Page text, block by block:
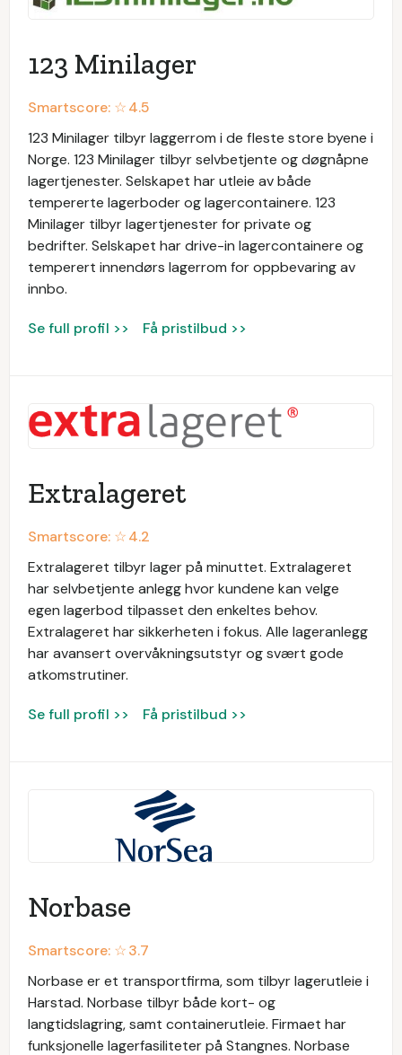
123 Minilager
Smartscore: ☆4.5
123 Minilager tilbyr laggerrom i de fleste store byene i
Norge. 123 Minilager tilbyr selvbetjente og døgnåpne
lagertjenester. Selskapet har utleie av både
tempererte lagerboder og lagercontainere. 123
Minilager tilbyr lagertjenester for private og
bedrifter. Selskapet har drive-in lagercontainere og
temperert innendørs lagerrom for oppbevaring av
innbo.
Se full profil >> Få pristilbud >>
Extralageret
Smartscore: ☆4.2
Extralageret tilbyr lager på minuttet. Extralageret
har selvbetjente anlegg hvor kundene kan velge
egen lagerbod tilpasset den enkeltes behov.
Extralageret har sikkerheten i fokus. Alle lageranlegg
har avansert overvåkningsutstyr og svært gode
atkomstrutiner.
Se full profil >> Få pristilbud >>
Norbase
Smartscore: ☆3.7
Norbase er et transportfirma, som tilbyr lagerutleie i
Harstad. Norbase tilbyr både kort- og
langtidslagring, samt containerutleie. Firmaet har
funksjonelle lagerfasiliteter på Stangnes. Norbase